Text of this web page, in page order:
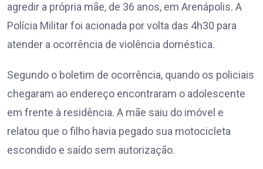
agredir a própria mãe, de 36 anos, em Arenápolis. A
Polícia Militar foi acionada por volta das 4h30 para
atender a ocorrência de violência doméstica.
Segundo o boletim de ocorrência, quando os policiais
chegaram ao endereço encontraram o adolescente
em frente à residência. A mãe saiu do imóvel e
relatou que o filho havia pegado sua motocicleta
escondido e saído sem autorização.